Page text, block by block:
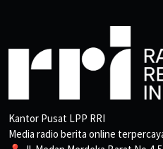
Kantor Pusat LPP RRI
Media radio berita online